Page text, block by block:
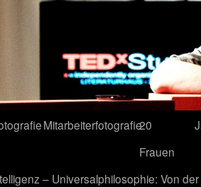
Mitarbeiterfotografie20
Frauen
– Universalphilosophie: Von